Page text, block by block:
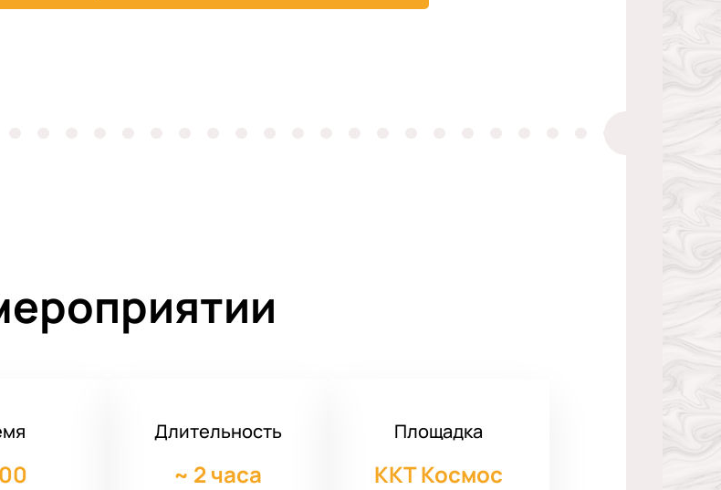
Длительность
~ 2 часа
Площадка
ККТ Космос